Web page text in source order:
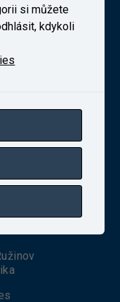
Praha 4
10025
o.
si můžete
kdykoli